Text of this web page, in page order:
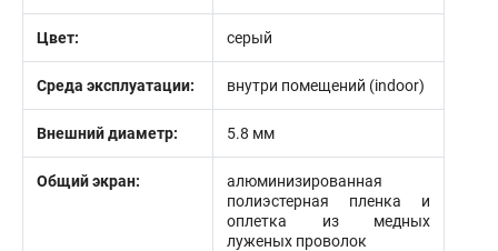
Цвет: серый
Среда эксплуатации: внутри помещений (indoor)
Внешний диаметр: 5.8 мм
Общий экран:
алюминизированная
полиэстерная пленка и
оплетка из медных
луженых проволок